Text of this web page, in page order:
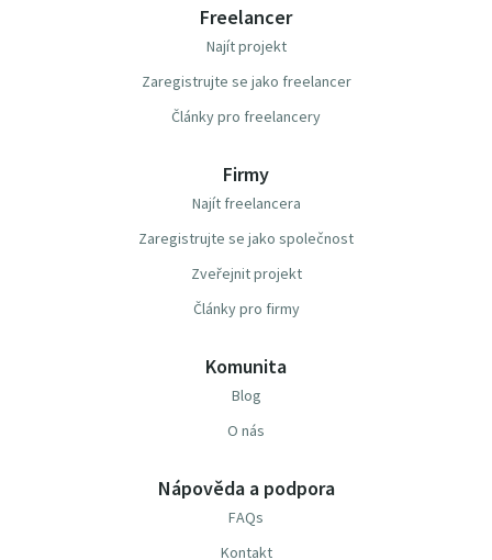
Freelancer
Najít projekt
Zaregistrujte se jako freelancer
Články pro freelancery
Firmy
Najít freelancera
Zaregistrujte se jako společnost
Zveřejnit projekt
Články pro firmy
Komunita
Blog
O nás
Nápověda a podpora
FAQs
Kontakt